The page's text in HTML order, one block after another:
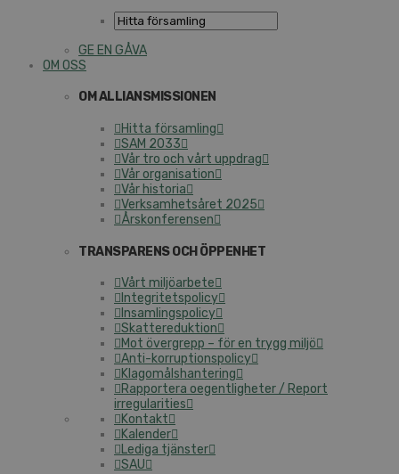
GE EN GÅVA
OM OSS
OM ALLIANSMISSIONEN
Hitta församling
SAM 2033
Vår tro och vårt uppdrag
Vår organisation
Vår historia
Verksamhetsåret 2025
Årskonferensen
TRANSPARENS OCH ÖPPENHET
Vårt miljöarbete
Integritetspolicy
Insamlingspolicy
Skattereduktion
Mot övergrepp – för en trygg miljö
Anti-korruptionspolicy
Klagomålshantering
Rapportera oegentligheter / Report
irregularities
Kontakt
Kalender
Lediga tjänster
SAU